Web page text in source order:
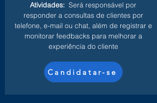
Atividades: Será responsável por
responder a consultas de clientes por
telefone, e-mail ou chat, além de registrar e
monitorar feedbacks para melhorar a
experiência do cliente
Candidatar-se